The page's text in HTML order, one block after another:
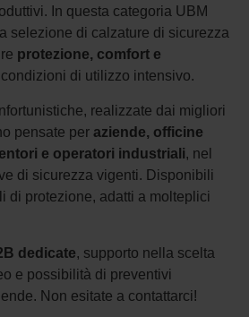
In questa categoria UBM
selezione di calzature di sicurezza
protezione, comfort e
di utilizzo intensivo.
realizzate dai migliori
pensate per aziende, officine
e operatori industriali, nel
di sicurezza vigenti. Disponibili
di protezione, adatti a molteplici
dedicate, supporto nella scelta
e possibilità di preventivi
Non esitate a contattarci!